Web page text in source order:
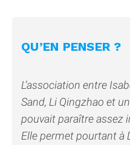
QU’EN PENSER ?
L’association entre
Sand, Li Qingzhao et
pouvait paraître assez
Elle permet pourtant à